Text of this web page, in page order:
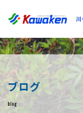
トップ
トピックス
ブログ
blog